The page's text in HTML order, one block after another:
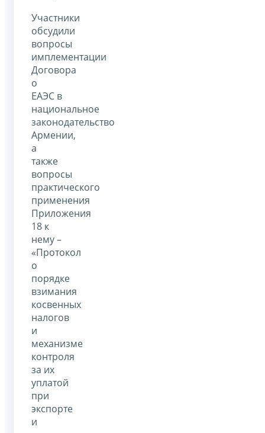
Участники
обсудили
вопросы
имплементации
Договора
о
ЕАЭС в
национальное
законодательство
Армении,
а
также
вопросы
практического
применения
Приложения
18 к
нему –
«Протокол
о
порядке
взимания
косвенных
налогов
и
механизме
контроля
за их
уплатой
при
экспорте
и